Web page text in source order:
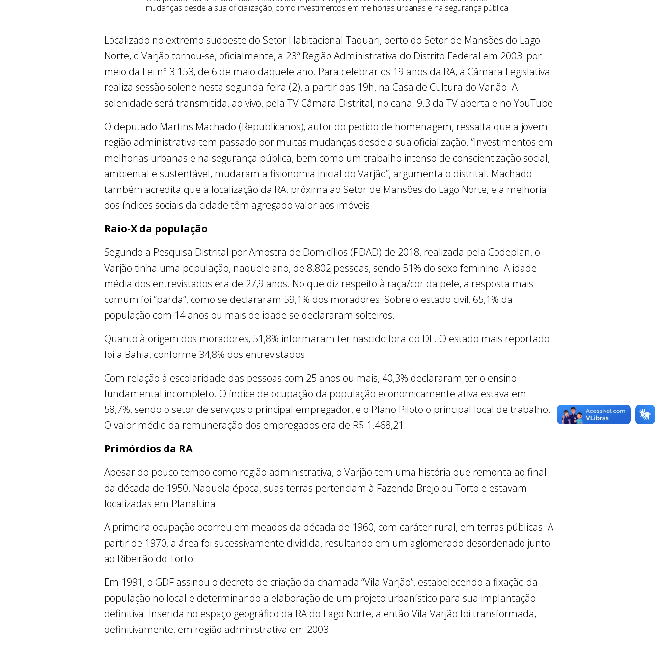
mudanças desde a sua oficialização, como investimentos em melhorias urbanas e na segurança pública
Localizado no extremo sudoeste do Setor Habitacional Taquari, perto do Setor de Mansões do Lago
Norte, o Varjão tornou-se, oficialmente, a 23ª Região Administrativa do Distrito Federal em 2003, por
meio da Lei nº 3.153, de 6 de maio daquele ano. Para celebrar os 19 anos da RA, a Câmara Legislativa
realiza sessão solene nesta segunda-feira (2), a partir das 19h, na Casa de Cultura do Varjão. A
solenidade será transmitida, ao vivo, pela TV Câmara Distrital, no canal 9.3 da TV aberta e no YouTube.
O deputado Martins Machado (Republicanos), autor do pedido de homenagem, ressalta que a jovem
região administrativa tem passado por muitas mudanças desde a sua oficialização. “Investimentos em
melhorias urbanas e na segurança pública, bem como um trabalho intenso de conscientização social,
ambiental e sustentável, mudaram a fisionomia inicial do Varjão”, argumenta o distrital. Machado
também acredita que a localização da RA, próxima ao Setor de Mansões do Lago Norte, e a melhoria
dos índices sociais da cidade têm agregado valor aos imóveis.
Raio-X da população
Segundo a Pesquisa Distrital por Amostra de Domicílios (PDAD) de 2018, realizada pela Codeplan, o
Varjão tinha uma população, naquele ano, de 8.802 pessoas, sendo 51% do sexo feminino. A idade
média dos entrevistados era de 27,9 anos. No que diz respeito à raça/cor da pele, a resposta mais
comum foi “parda”, como se declararam 59,1% dos moradores. Sobre o estado civil, 65,1% da
população com 14 anos ou mais de idade se declararam solteiros.
Quanto à origem dos moradores, 51,8% informaram ter nascido fora do DF. O estado mais reportado
foi a Bahia, conforme 34,8% dos entrevistados.
Com relação à escolaridade das pessoas com 25 anos ou mais, 40,3% declararam ter o ensino
fundamental incompleto. O índice de ocupação da população economicamente ativa estava em
58,7%, sendo o setor de serviços o principal empregador, e o Plano Piloto o principal local de trabalho.
O valor médio da remuneração dos empregados era de R$ 1.468,21.
Primórdios da RA
Apesar do pouco tempo como região administrativa, o Varjão tem uma história que remonta ao final
da década de 1950. Naquela época, suas terras pertenciam à Fazenda Brejo ou Torto e estavam
localizadas em Planaltina.
A primeira ocupação ocorreu em meados da década de 1960, com caráter rural, em terras públicas. A
partir de 1970, a área foi sucessivamente dividida, resultando em um aglomerado desordenado junto
ao Ribeirão do Torto.
Em 1991, o GDF assinou o decreto de criação da chamada “Vila Varjão”, estabelecendo a fixação da
população no local e determinando a elaboração de um projeto urbanístico para sua implantação
definitiva. Inserida no espaço geográfico da RA do Lago Norte, a então Vila Varjão foi transformada,
definitivamente, em região administrativa em 2003.